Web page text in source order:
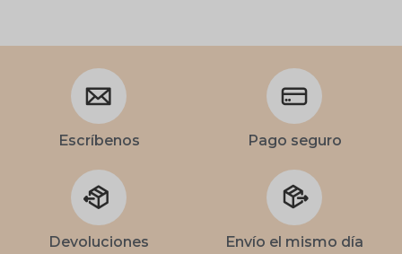
Escríbenos Pago seguro
Devoluciones
Envío el mismo día